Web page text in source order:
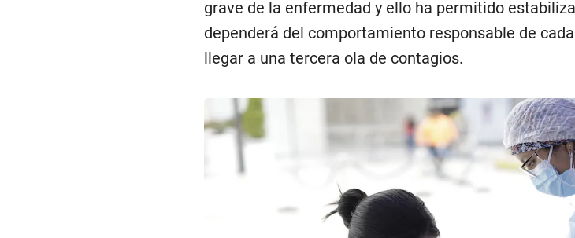
grave de la enfermedad y ello ha permitido
dependerá del comportamiento responsable de
llegar a una tercera ola de contagios.